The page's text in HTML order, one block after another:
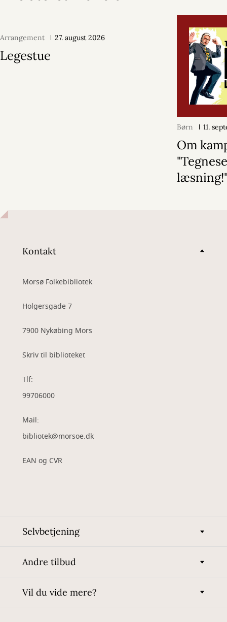
Arrangement 27. august 2026
Legestue
Børn 11.
Om
Kontakt
Morsø Folkebibliotek
Holgersgade 7
7900 Nykøbing Mors
Skriv til biblioteket
Tlf:
99706000
Mail:
bibliotek@morsoe.dk
EAN og CVR
Selvbetjening
Andre tilbud
Vil du vide mere?